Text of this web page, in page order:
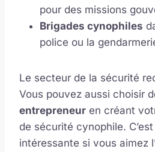
pour des missions
Brigades cynophiles
police ou la
Le secteur de la sécurité
Vous pouvez aussi choisir
entrepreneur en créant
de sécurité cynophile.
intéressante si vous aimez